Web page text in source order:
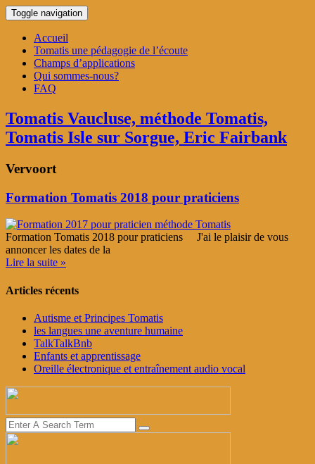
Toggle navigation
Accueil
Tomatis une pédagogie de l’écoute
Champs d’applications
Qui sommes-nous?
FAQ
Tomatis Vaucluse, méthode Tomatis,
Tomatis Isle sur Sorgue, Eric Fairbank
Vervoort
Formation Tomatis 2018 pour praticiens
Formation Tomatis 2018 pour praticiens J'ai le plaisir de vous
annoncer les dates de la
Lire la suite »
Articles récents
Autisme et Principes Tomatis
les langues une aventure humaine
TalkTalkBnb
Enfants et apprentissage
Oreille électronique et entraînement audio vocal